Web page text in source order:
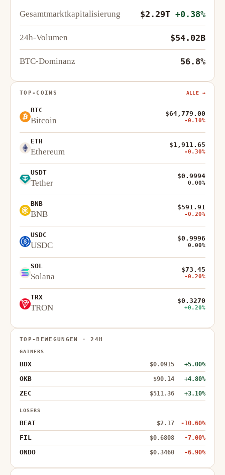
Gesamtmarktkapitalisierung $2.29T +0.38%
24h-Volumen $54.02B
BTC-Dominanz 56.8%
TOP-COINS ALLE →
BTC
Bitcoin
$64,779.00
-0.10%
ETH
Ethereum
$1,911.65
-0.30%
USDT
Tether
$0.9994
0.00%
BNB
BNB
$591.91
-0.20%
USDC
USDC
$0.9996
0.00%
SOL
Solana
$73.45
-0.20%
TRX
TRON
$0.3270
+0.20%
TOP-BEWEGUNGEN · 24H
GAINERS
BDX $0.0915 +5.00%
OKB $90.14 +4.80%
ZEC $511.36 +3.10%
LOSERS
BEAT $2.17 -10.60%
FIL $0.6808 -7.00%
ONDO $0.3460 -6.90%